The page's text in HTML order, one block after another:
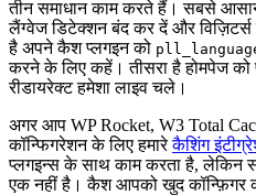
तीन समाधान काम करते हैं। सबसे
लैंग्वेज डिटेक्शन बंद कर दें और
है अपने कैश प्लगइन को
करने के लिए कहें। तीसरा है होमपेज
रीडायरेक्ट हमेशा लाइव चले।
अगर आप WP Rocket, W3 Total
कॉन्फिगरेशन के लिए हमारेकैशिंग
प्लगइन्स के साथ काम करता है, लेकिन
एक नहीं है। कैश आपको खुद कॉन्फ़िगर